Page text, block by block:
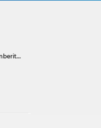
Pedoman Pemberitaan Media Siber